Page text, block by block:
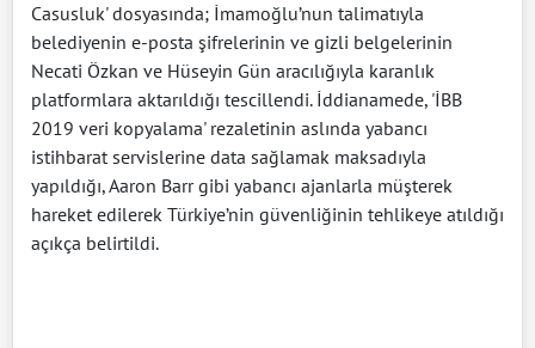
Casusluk' dosyasında; İmamoğlu’nun talimatıyla
belediyenin e-posta şifrelerinin ve gizli belgelerinin
Necati Özkan ve Hüseyin Gün aracılığıyla karanlık
platformlara aktarıldığı tescillendi. İddianamede, 'İBB
2019 veri kopyalama' rezaletinin aslında yabancı
istihbarat servislerine data sağlamak maksadıyla
yapıldığı, Aaron Barr gibi yabancı ajanlarla müşterek
hareket edilerek Türkiye’nin güvenliğinin tehlikeye atıldığı
açıkça belirtildi.